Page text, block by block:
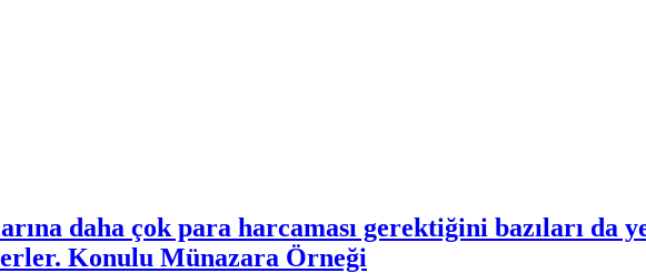
daha çok para harcaması gerektiğini bazıları da
Konulu Münazara Örneği